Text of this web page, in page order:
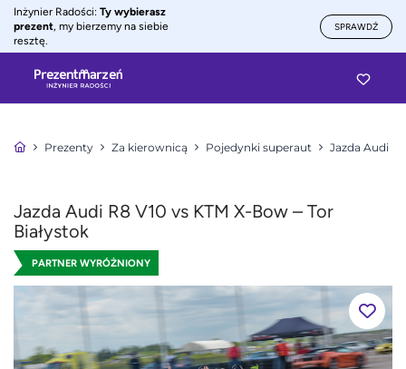
Inżynier Radości: Ty wybierasz
prezent, my bierzemy na siebie
resztę.
SPRAWDŹ
Prezenty Za kierownicą Pojedynki superaut Jazda Audi
Jazda Audi R8 V10 vs KTM X-Bow – Tor
Białystok
PARTNER WYRÓŻNIONY